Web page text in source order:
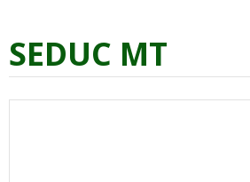
SEDUC MT